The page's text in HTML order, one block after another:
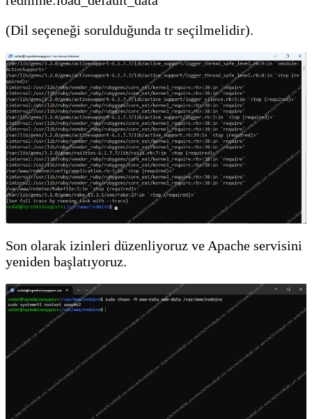
(Dil seçeneği sorulduğunda tr seçilmelidir).
Son olarak izinleri düzenliyoruz ve Apache servisini
yeniden başlatıyoruz.